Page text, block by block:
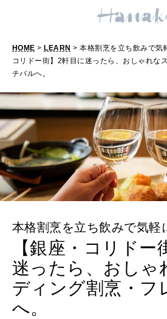
FORTUNE
明日のわたし
[12星座別] Monthly Love
女神まり愛のタロットメ
算命学がわかる今月
HEALTH
自分にやさしく
LEARN
知る、考える
MAMA
ママもいろいろ
HOME > LEARN > 本格割烹を立ち飲みで気
コリドー街】2軒目に迷ったら、おしゃれな
チバルへ。
本格割烹を立ち飲みで気軽
【銀座・コリドー
迷ったら、おしゃ
ディング割烹・フ
へ。